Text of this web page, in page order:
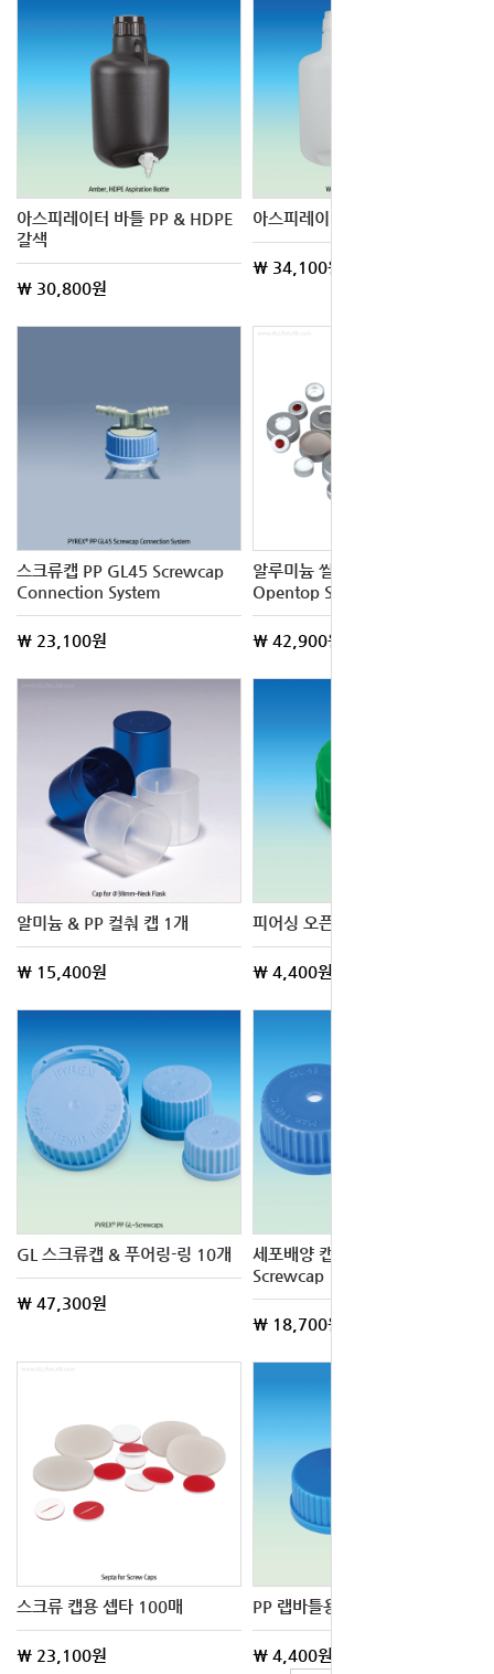
아스피레이터 바틀 PP & HDPE
갈색
\ 30,800원
아스피레이터 바틀 PP & HDPE
\ 34,100원
스크류캡 PP GL45 Screwcap
Connection System
\ 23,100원
알루미늄 씰과 셉타 Aluminum
Opentop Seals and Septa
\ 42,900원
알미늄 & PP 컬춰 캡 1개
\ 15,400원
피어싱 오픈탑 캡 & 셉타 10개
\ 4,400원
GL 스크류캡 & 푸어링-링 10개
\ 47,300원
세포배양 캡 PP Membrane
Screwcap
\ 18,700원
스크류 캡용 셉타 100매
\ 23,100원
PP 랩바틀용 스크류 캡 10개
\ 4,400원